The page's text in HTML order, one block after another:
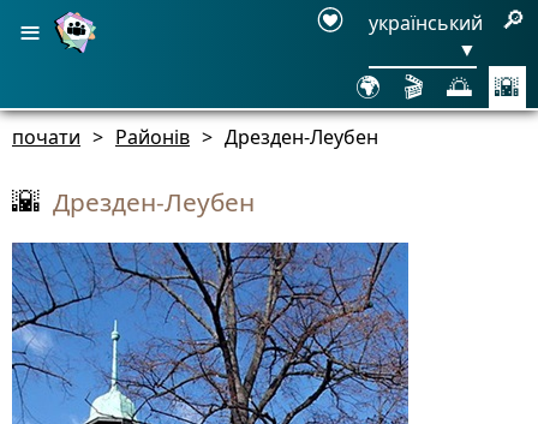
≡
український
▼
🔎
🌍 🎬 🌅 🌇
почати > Районів > Дрезден-Леубен
🌇 Дрезден-Леубен